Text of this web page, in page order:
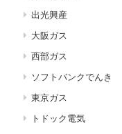
出光興産
大阪ガス
西部ガス
ソフトバンクでんき
東京ガス
トドック電気